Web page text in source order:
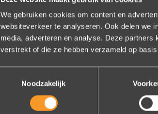
We gebruiken cookies om content en
websiteverkeer te analyseren. Ook delen we
media, adverteren en analyse. Deze partners
verstrekt of die ze hebben verzameld op
Noodzakelijk